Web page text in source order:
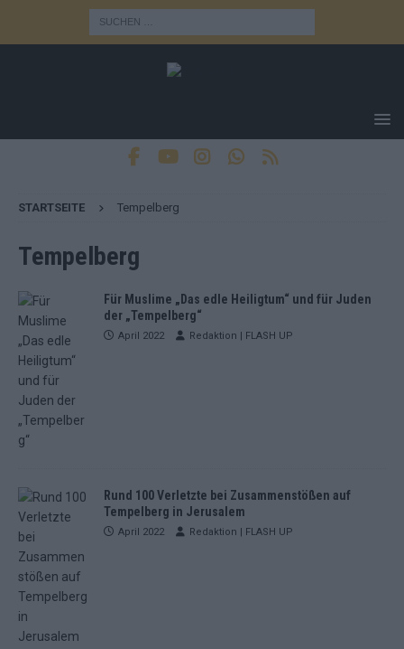
STARTSEITE Tempelberg
Tempelberg
Für Muslime „Das edle Heiligtum“ und für Juden
der „Tempelberg“
April 2022 Redaktion | FLASH UP
Rund 100 Verletzte bei Zusammenstößen auf
Tempelberg in Jerusalem
April 2022 Redaktion | FLASH UP